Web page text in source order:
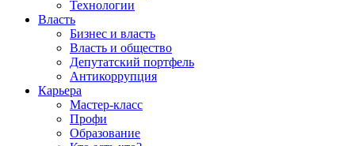
Технологии
Власть
Бизнес и власть
Власть и общество
Депутатский портфель
Антикоррупция
Карьера
Мастер-класс
Профи
Образование